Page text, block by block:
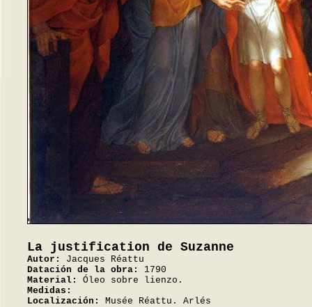
La justification de Suzanne
Autor:
Jacques Réattu
Datación de la obra:
1790
Material:
Óleo sobre lienzo.
Medidas:
Localización:
Musée Réattu. Arlés